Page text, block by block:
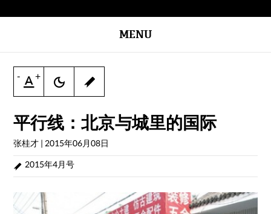
MENU
- +
平行线：北京与城里的国际
张桂才 | 2015年06月08日
2015年4月号